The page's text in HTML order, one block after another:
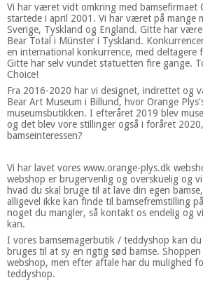
Vi har været vidt omkring med bamsefirmaet
startede i april 2001. Vi har været på mange
Sverige, Tyskland og England. Gitte har
Bear Total i Münster i Tyskland.
en international konkurrence, med deltagere
Gitte har selv vundet statuetten fire gange.
Choice!
Fra 2016-2020 har vi designet, indrettet og
Bear Art Museum i Billund, hvor Orange
museumsbutikken. I efteråret 2019 blev
og det blev vore stillinger også i foråret
bamseinteressen?
Vi har lavet vores www.orange-plys.dk
webshop er brugervenlig og overskuelig og
hvad du skal bruge til at lave din egen
alligevel ikke kan finde til bamsefremstilling
noget du mangler, så kontakt os endelig og
kan.
I vores bamsemagerbutik / teddyshop kan
bruges til at sy en rigtig sød bamse.
webshop, men efter aftale har du mulighed
teddyshop.